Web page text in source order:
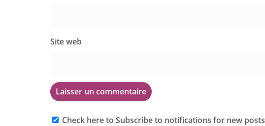
Site web
Check here to Subscribe to notifications for new posts